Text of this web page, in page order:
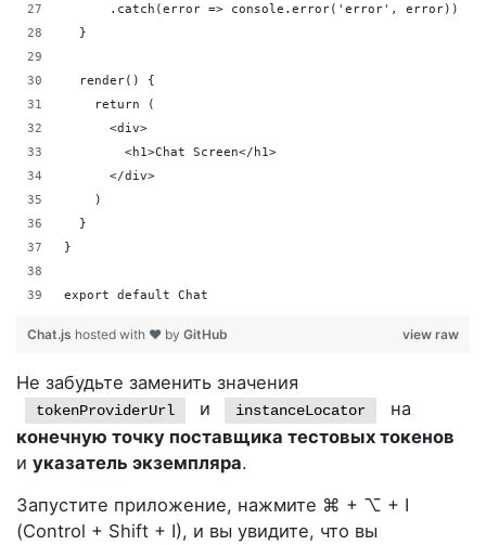
      .catch(error => console.error('error', error))
  }
  render() {
    return (
      <div>
        <h1>Chat Screen</h1>
      </div>
    )
  }
}
export default Chat
view raw
Chat.js hosted with ❤ by GitHub
Не забудьте заменить значения
tokenProviderUrl и instanceLocator
на
конечную точку поставщика тестовых токенов
и указатель экземпляра.
Запустите приложение, нажмите ⌘ + ⌥ + I
(Control + Shift + I), и вы увидите, что вы